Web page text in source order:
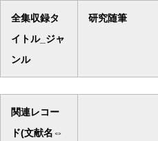
全集収録タ
イトル_ジャ
ンル
研究随筆
関連レコー
ド(文献名⇔